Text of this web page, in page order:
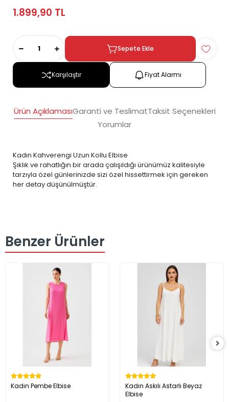
1.899,90 TL
Sepete Ekle
Karşılaştır Fiyat Alarmı
Ürün AçıklamasıGaranti ve TeslimatTaksit Seçenekleri
Yorumlar
Kadın Kahverengi Uzun Kollu Elbise
Şıklık ve rahatlığın bir arada çalışıldığı ürünümüz kalitesiyle
tarzıyla özel günlerinizde sizi özel hissettirmek için gereken
her detay düşünülmüştür.
Benzer Ürünler
Kadın Pembe Elbise
Kadın Askılı Astarlı Beyaz
Elbise